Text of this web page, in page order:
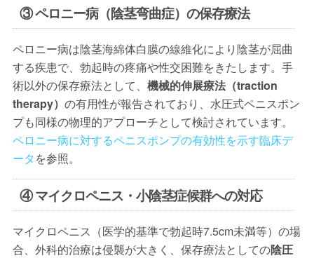
③ ペロニー病（陰茎弯曲症）の保存療法
ペロニー病は陰茎海綿体白膜の線維化により陰茎が屈曲
する疾患で、勃起時の疼痛や性交困難をきたします。手
術以外の保存療法として、機械的伸展療法（traction
therapy）の有用性が報告されており、水圧式ペニスポン
プも同様の物理的アプローチとして検討されています。
ペロニー病に対するペニスポンプの有効性を示す臨床デ
ータ を参照。
④ マイクロペニス・小陰茎症候群への対応
マイクロペニス（医学的基準で勃起時7.5cm未満等）の場
合、外科的治療は侵襲が大きく、保存療法としての陰圧